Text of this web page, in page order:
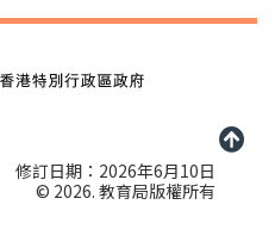
修訂日期：2026年6月10日
© 2026. 教育局版權所有